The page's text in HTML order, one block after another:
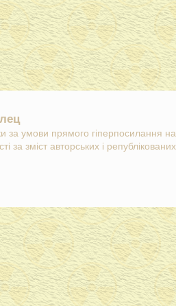
за умови прямого гіперпосилання
за зміст авторських і републікованих